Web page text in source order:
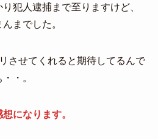
犯人逮捕まで至りますけど、
までした。
させてくれると期待してるんで
・。
になります。